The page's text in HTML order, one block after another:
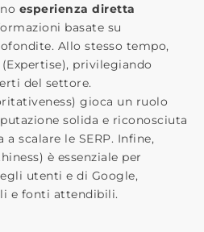
esperienza diretta
basate su
Allo stesso tempo,
(Expertise), privilegiando
del settore.
gioca un ruolo
solida e riconosciuta
scalare le SERP. Infine,
è essenziale per
utenti e di Google,
e fonti attendibili.